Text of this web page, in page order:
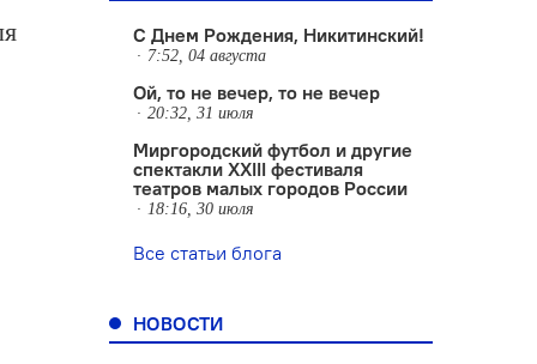
С Днем Рождения, Никитинский!
7:52, 04 августа
Ой, то не вечер, то не вечер
20:32, 31 июля
Миргородский футбол и другие
спектакли XXIII фестиваля
театров малых городов России
18:16, 30 июля
Все статьи блога
НОВОСТИ